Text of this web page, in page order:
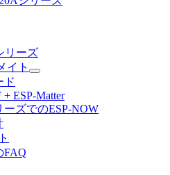
リーズ
イト
ド
ESP-Matter
ーズでのESP-NOW
FAQ